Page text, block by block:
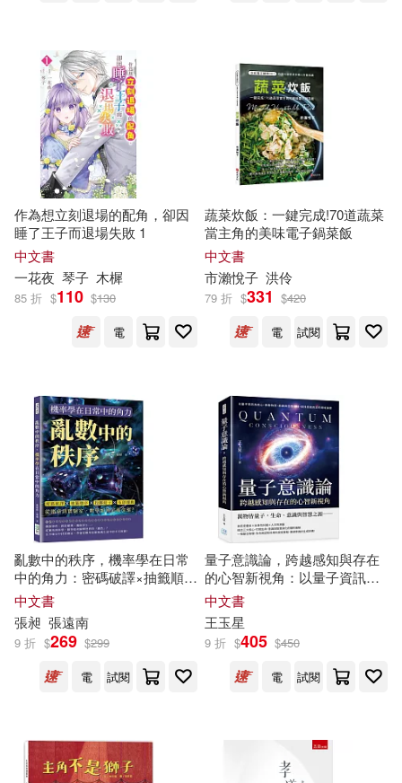
(日)加藤由子文 熊谷聰圖(1)
(日)岡本綺堂(1)
(日)齊藤謠子(1)
(美)亨利‧戴維‧梭羅(1)
(美)斯坦(1) (美)特班(1)
3pu(1) 3pu (1)
A.F. 史黛曼(A. F. Steadman)(1)
A.Z.(1) Actus團隊(1)
Amusement Media 綜合學院(1)
Amusement Media綜合學院(1)
Amyの私人廚房(1)
Anthony Welch(1)
噴泉文化館(1)
四川美術出版社(1)
國家行政學院出版社(1)
國立歷史博物館(1)
國立臺灣工藝研究發展中心(1)
國際學村(1) 地平線文化(1)
外圖(廈門)文化傳播(1)
大家出版(1) 大是文化(1)
大連理工大學出版社(1)
天地出版社(1)
天津教育出版社(1)
奇光出版(1)
作為想立刻退場的配角，卻因
睡了王子而退場失敗 1
中文書
一花夜 琴子 木樨
85 折 $110 $130
電
蔬菜炊飯：一鍵完成!70道蔬菜
當主角的美味電子鍋菜飯
中文書
市瀨悅子 洪伶
79 折 $331 $420
電
試閱
亂數中的秩序，機率學在日常
中的角力：密碼破譯×抽籤順序
×投擲骰子×布朗運動，從賭桌
到實驗室，數學如何定義命運?
中文書
張昶 張遠南
9 折 $269 $299
電
試閱
量子意識論，跨越感知與存在
的心智新視角：以量子資訊為
核心，串聯物質、能量與因應
機制，尋找意識真正的場域基
礎
中文書
王玉星
9 折 $405 $450
電
試閱